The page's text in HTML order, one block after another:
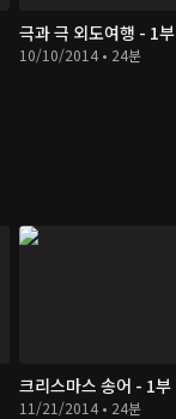
극과 극 외도여행 - 1부
10/10/2014 • 24분
크리스마스 송어 - 1부
11/21/2014 • 24분